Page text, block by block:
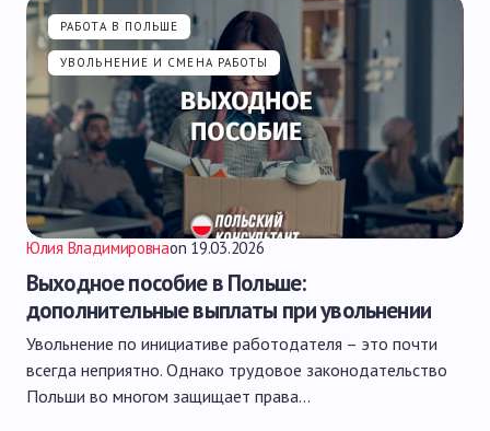
РАБОТА В ПОЛЬШЕ
УВОЛЬНЕНИЕ И СМЕНА РАБОТЫ
Юлия Владимировнаon 19.03.2026
Выходное пособие в Польше:
дополнительные выплаты при увольнении
Увольнение по инициативе работодателя – это почти
всегда неприятно. Однако трудовое законодательство
Польши во многом защищает права…